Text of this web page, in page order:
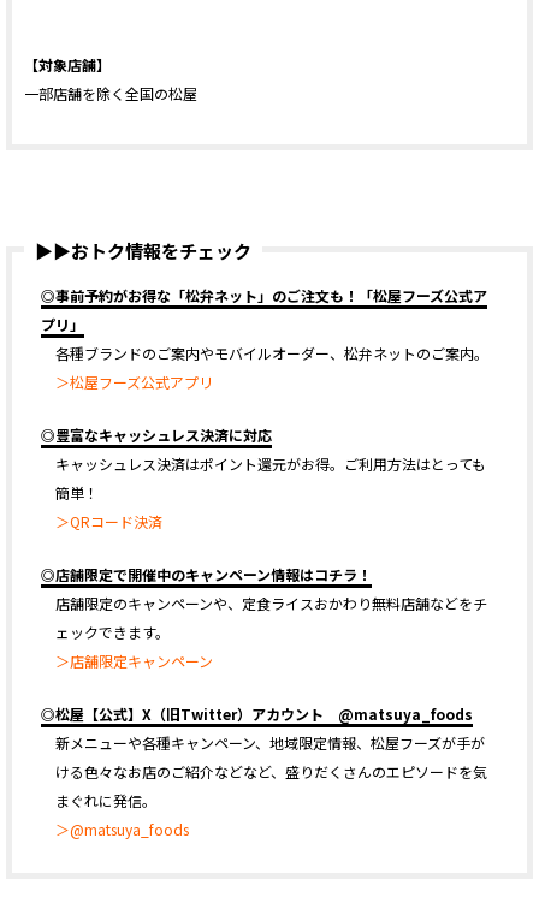
【対象店舗】
一部店舗を除く全国の松屋
▶▶おトク情報をチェック
◎事前予約がお得な「松弁ネット」のご注文も！「松屋フーズ公式ア
プリ」
各種ブランドのご案内やモバイルオーダー、松弁ネットのご案内。
＞松屋フーズ公式アプリ
◎豊富なキャッシュレス決済に対応
キャッシュレス決済はポイント還元がお得。ご利用方法はとっても
簡単！
＞QRコード決済
◎店舗限定で開催中のキャンペーン情報はコチラ！
店舗限定のキャンペーンや、定食ライスおかわり無料店舗などをチ
ェックできます。
＞店舗限定キャンペーン
◎松屋【公式】X（旧Twitter）アカウント @matsuya_foods
新メニューや各種キャンペーン、地域限定情報、松屋フーズが手が
ける色々なお店のご紹介などなど、盛りだくさんのエピソードを気
まぐれに発信。
＞@matsuya_foods